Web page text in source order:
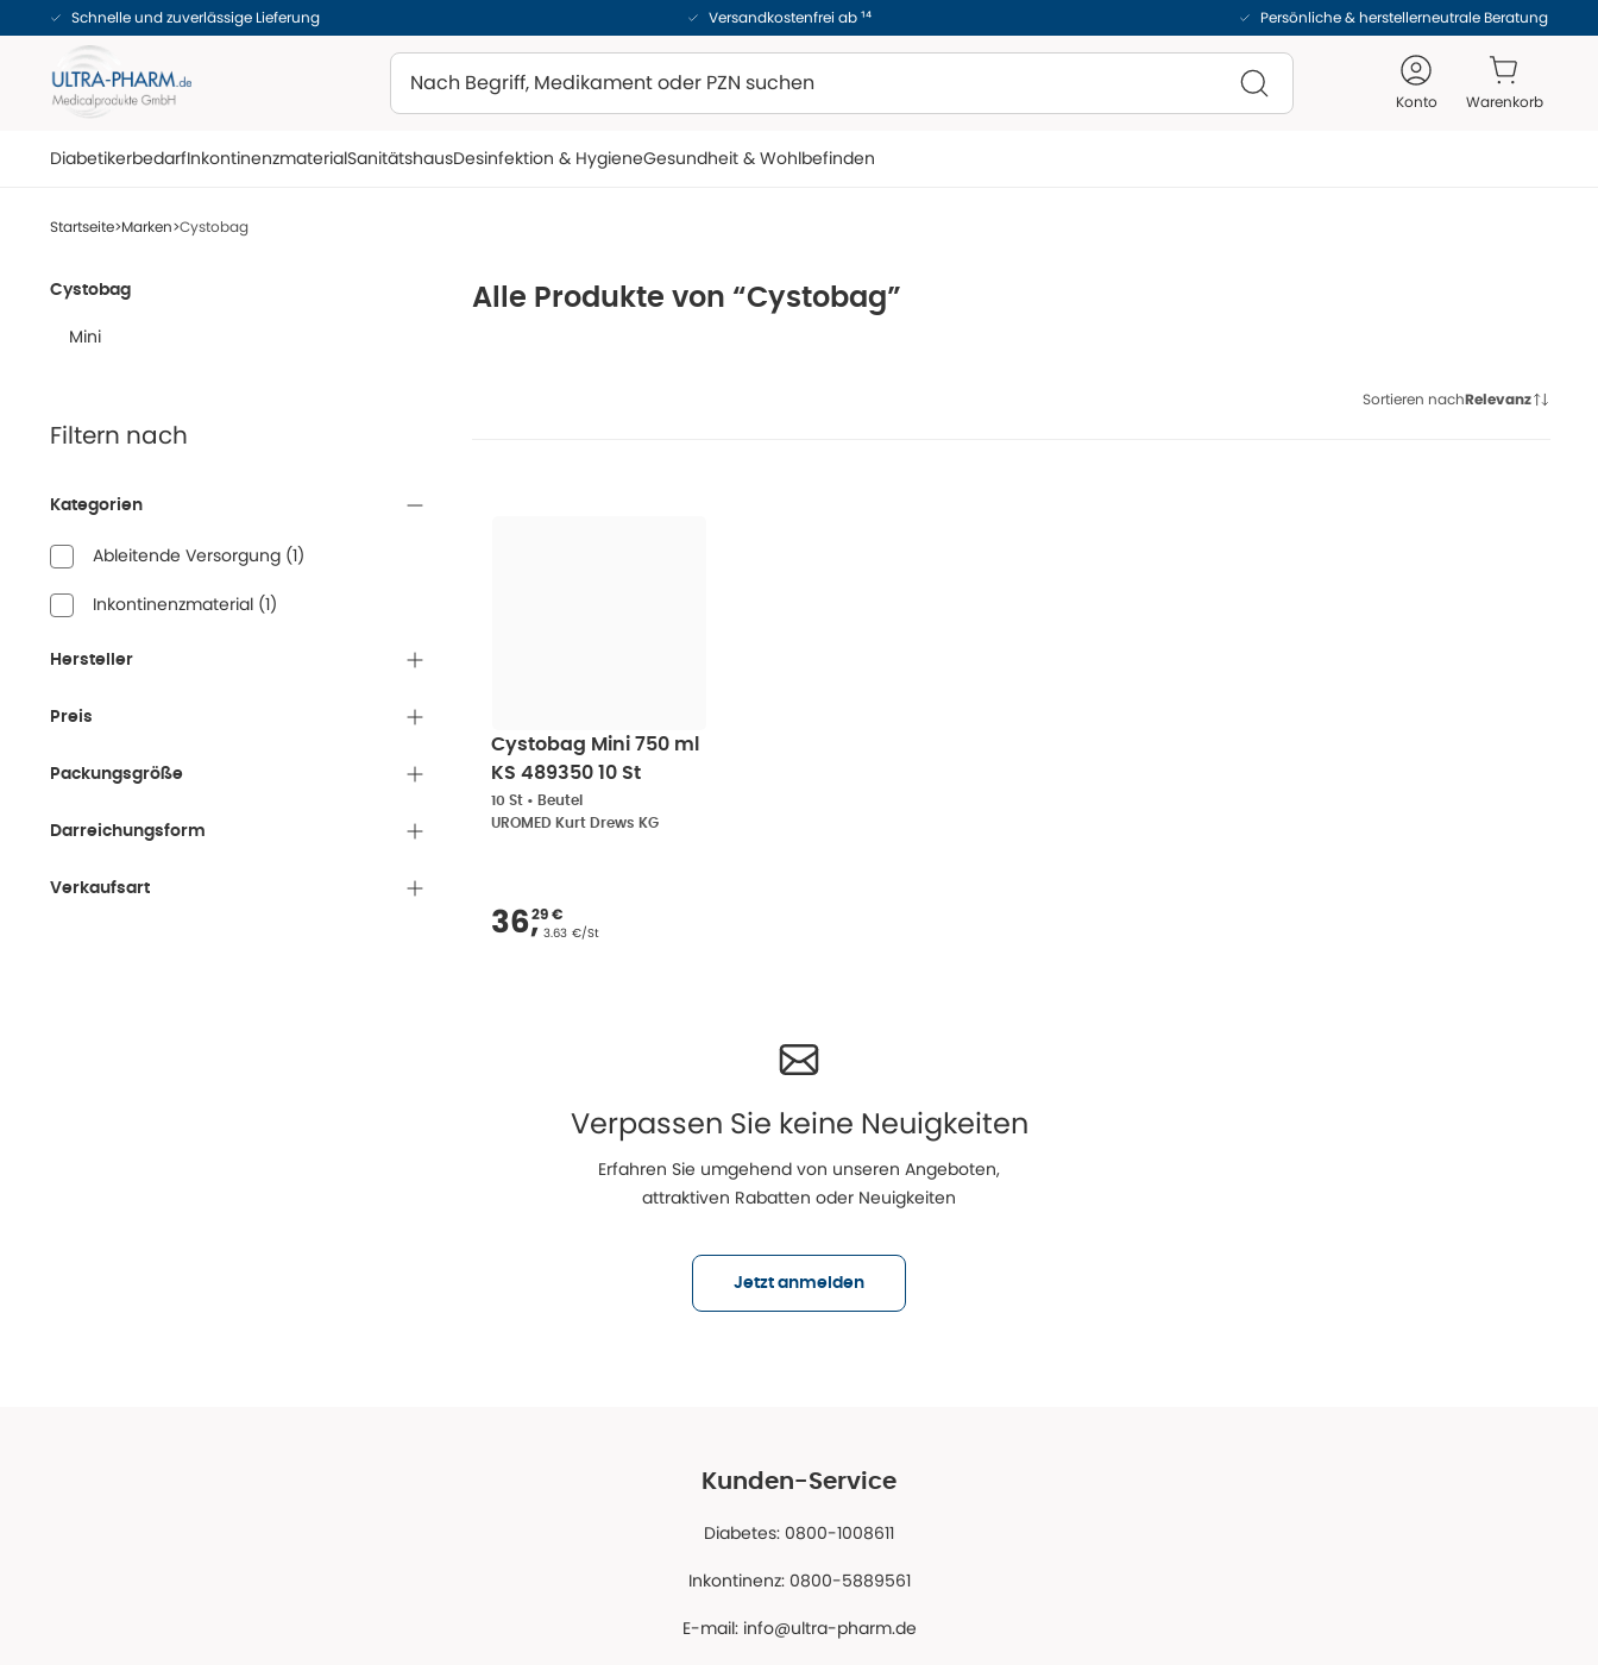
Schnelle und zuverlässige Lieferung Versandkostenfrei ab ¹⁴ Persönliche & herstellerneutrale Beratung
Konto Warenkorb
DiabetikerbedarfInkontinenzmaterialSanitätshausDesinfektion & HygieneGesundheit & Wohlbefinden
Startseite Marken Cystobag
Alle Produkte von “Cystobag”
Cystobag
Mini
Filtern nach
Kategorien
Ableitende Versorgung (1)
Inkontinenzmaterial (1)
Hersteller
Preis
Packungsgröße
Darreichungsform
Verkaufsart
Sortieren nachRelevanz
Cystobag Mini 750 ml
KS 489350 10 St
10 St • Beutel
UROMED Kurt Drews KG
Verkaufspreis
36,
29 €
Grundpreis
3.63 €/St
Verpassen Sie keine Neuigkeiten
Erfahren Sie umgehend von unseren Angeboten,
attraktiven Rabatten oder Neuigkeiten
Jetzt anmelden
Kunden-Service
Diabetes: 0800-1008611
Inkontinenz: 0800-5889561
E-mail: info@ultra-pharm.de